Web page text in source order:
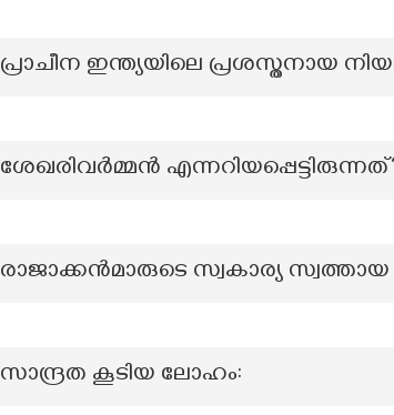
പ്രാചീന ഇന്ത്യയിലെ പ്രശസ്തനായ
ശേഖരിവർമ്മൻ
രാജാക്കൻമാരുടെ സ്വകാര്യ സ്വത്തായ
സാന്ദ്രത കൂടിയ ലോഹം: